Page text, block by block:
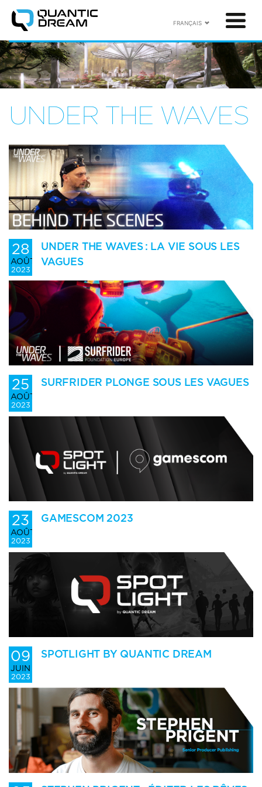
FRANÇAIS
UNDER THE WAVES
28
AOÛT
2023
UNDER THE WAVES : LA VIE SOUS LES
VAGUES
25
AOÛT
2023
SURFRIDER PLONGE SOUS LES VAGUES
23
AOÛT
2023
GAMESCOM 2023
09
JUIN
2023
SPOTLIGHT BY QUANTIC DREAM